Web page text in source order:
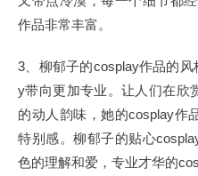
作品非常丰富。
3、柳郁子的cosplay作品的
y带向更加专业。让人们在欣
的动人韵味，她的cosplay作
特别感。柳郁子的贴心
色的理解和爱，专业才华的cos